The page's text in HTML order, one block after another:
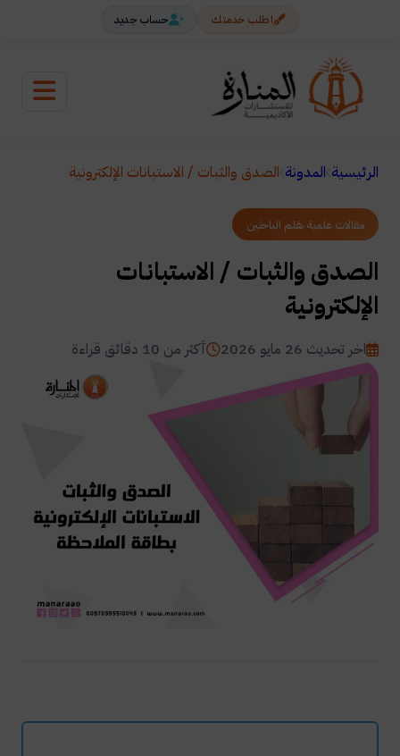
اطلب خدمتك حساب جديد
الرئيسية المدونة الصدق والثبات / الاستبانات الإلكترونية
مقالات علمية بقلم الباحثين
الصدق والثبات / الاستبانات
الإلكترونية
اخر تحديث 26 مايو 2026 أكثر من 10 دقائق قراءة